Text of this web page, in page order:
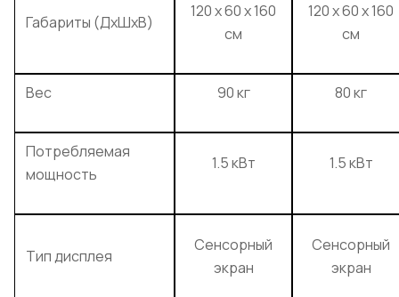
Габариты (ДхШхВ)
120 х 60 х 160
см
120 х 60 х 160
см
Вес 90 кг 80 кг
Потребляемая
мощность
1.5 кВт 1.5 кВт
Тип дисплея
Сенсорный
экран
Сенсорный
экран